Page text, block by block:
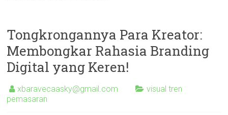
Tongkrongannya Para Kreator:
Membongkar Rahasia Branding
Digital yang Keren!
xbaravecaasky@gmail.com
visual tren
pemasaran